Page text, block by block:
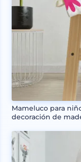
Mameluco para
decoración de